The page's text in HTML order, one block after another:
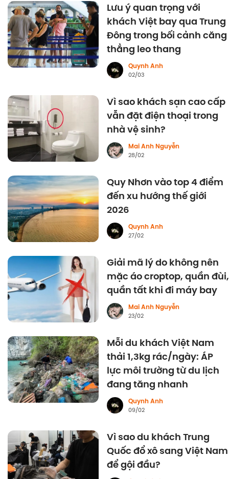
Lưu ý quan trọng với
khách Việt bay qua Trung
Đông trong bối cảnh căng
thẳng leo thang
Quynh Anh
02/03
Vì sao khách sạn cao cấp
vẫn đặt điện thoại trong
nhà vệ sinh?
Mai Anh Nguyễn
28/02
Quy Nhơn vào top 4 điểm
đến xu hướng thế giới
2026
Quynh Anh
27/02
Giải mã lý do không nên
mặc áo croptop, quần đùi,
quần tất khi đi máy bay
Mai Anh Nguyễn
23/02
Mỗi du khách Việt Nam
thải 1,3kg rác/ngày: ÁP
lực môi trường từ du lịch
đang tăng nhanh
Quynh Anh
09/02
Vì sao du khách Trung
Quốc đổ xô sang Việt Nam
để gội đầu?